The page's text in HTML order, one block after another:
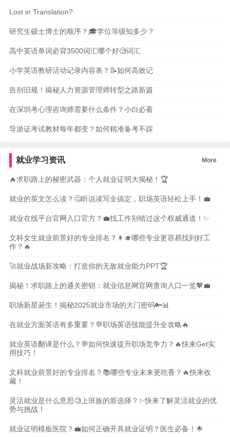
Lost in Translation?
研究生硕士博士的顺序？🎓学位等级知多少？
高中英语单词必背3500词汇哪个好🧐词汇
小学英语教研活动记录内容表？📝如何高效记
告别旧规！揭秘人力资源管理师转型之路新篇
在深圳考心理咨询师需要什么条件？小白必看
导游证考试教材每年都变？如何精准备考不踩
就业学习资讯 More
🔥求职路上的秘密武器：个人就业证明大揭秘！🏆
就业的英文怎么读？🤔听说读写全搞定，职场英语轻松上手！💼
就业在线平台官网入口官方？💼找工作别错过这个权威通道！✨
文科女生就业前景好的专业排名？👩‍🎓哪些专业更容易找到好工
作？🔥
🚀就业战场新攻略：打造你的无敌就业能力PPT🏆
揭秘！求职路上的通关密钥：就业信息网官网查询入口一览💖💼
职场新星诞生！揭秘2025就业市场的大门密码🔑📊
在就业方面英语有多重要？💬职场英语技能提升全攻略🔥
就业英语翻译是什么？💬如何快速提升职场竞争力？🔥快来Get实
用技巧！
文科就业前景好的专业排名？📚哪些专业未来更吃香？🔥快来收
藏！
灵活就业是什么意思🧐上班族的新选择？✨快来了解灵活就业的优
势与挑战！
就业证明模板医院？💼如何正确开具就业证明？医生必备！🌟